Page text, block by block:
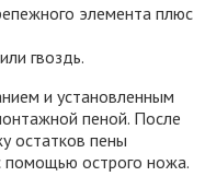
элемента плюс
гвоздь.
и установленным
пеной. После
остатков пены
помощью острого ножа.